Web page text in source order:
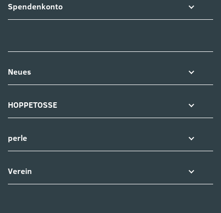
Spendenkonto
Neues
HOPPETOSSE
perle
Verein